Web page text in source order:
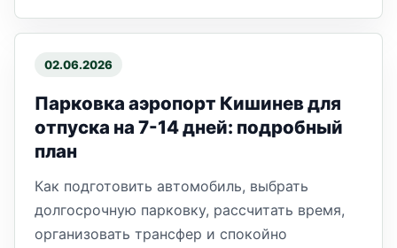
02.06.2026
Парковка аэропорт Кишинев для
отпуска на 7-14 дней: подробный
план
Как подготовить автомобиль, выбрать
долгосрочную парковку, рассчитать время,
организовать трансфер и спокойно